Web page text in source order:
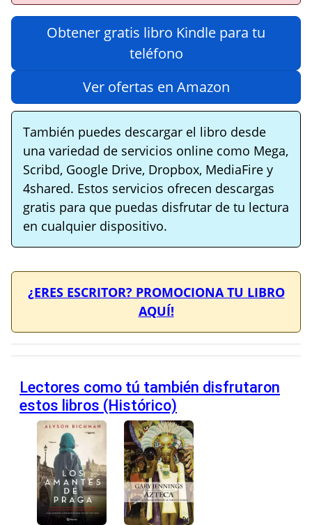
Obtener gratis libro Kindle para tu
teléfono
Ver ofertas en Amazon
También puedes descargar el libro desde
una variedad de servicios online como Mega,
Scribd, Google Drive, Dropbox, MediaFire y
4shared. Estos servicios ofrecen descargas
gratis para que puedas disfrutar de tu lectura
en cualquier dispositivo.
¿ERES ESCRITOR? PROMOCIONA TU LIBRO
AQUÍ!
Lectores como tú también disfrutaron
estos libros (Histórico)